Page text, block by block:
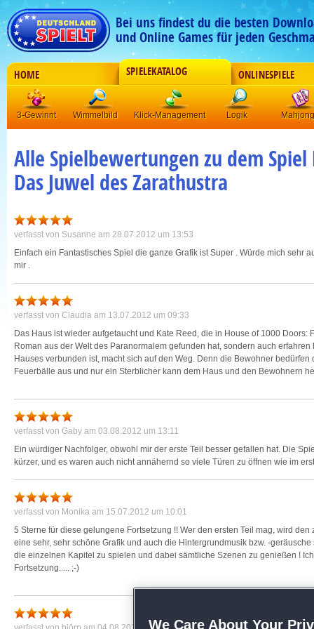
Bei uns findest du die besten
und Online Games für jeden
HOME SPIELEKATALOG ONLINESPIELE
3-Gewinnt Wimmelbild Klick-Management Logik Mahjong
Alle Spielbewertungen zu dem Spiel
Das Juwel des Zarathustra
verfasst von Susanne am 28.07.2012 um 13:53
Einfach ein Fantastisches Spiel die ganze Grafik ist Super . Würde mich sehr
mir .
verfasst von Claudia am 13.07.2012 um 09:33
Das Haus ist wieder aufgetaucht und Kate Reed, die in House of 1000
Roman aus der Welt des Paranormalem gefunden hat, sondern auch
Hauses verbunden ist, macht sich auf den Weg. Denn die Bewohner
Feuerbälle aus und nur ein Sterblicher kann dem Haus und den Bewohnern
Während des Spieles triffst du zwar auch alte Bekannte wieder, aber während
gehst, wirst du vielen neuen Geistern begegnen. Ruhelose Seelen, die
gibst. Nachdem du zu Beginn deine Modus-Wahl zu den üblichen
Überspringfunktion und Tipp, Glitzern ja oder nein), musst du zunächst
zu verhindern versucht.
eigentliches Ziel, ein Artefakt, dass den Fluch des Juwels zerstört, kümmern
Artefakt wachen. Jeder von ihnen hat eine eigene Geschichte. Diese sind
dazu gekommen ist, wie es weiter geht.
Die verschiedenen Gegenden betrittst du durch Bilder und wenn auch jedes
wirst du doch in dem ein oder anderen Dinge finden, die du erst später in
verschiedenen Zimmer im Haus helfen dir, zu finden, was du brauchst. Du
die Karte zu benutzen. Nicht nur zeigt sie dir an, wo es im Augenblick etwas
lästige Lauferei an den gewünschten Ort.
verfasst von Gaby am 03.08.2012 um 13:11
Ein würdiger Nachfolger, obwohl mir der erste Teil besser gefallen hat. Die
kürzer, und es waren auch nicht annähernd so viele Türen zu öffnen wie im
verfasst von Monika am 15.07.2012 um 10:01
5 Sterne für diese gelungene Fortsetzung !! Wer den ersten Teil mag, wird
eine sehr, sehr schöne Grafik und auch die Hintergrundmusik bzw. -
die einzelnen Kapitel zu spielen und dabei sämtliche Szenen zu genießen !
Fortsetzung..... ;-)
We Care About Your